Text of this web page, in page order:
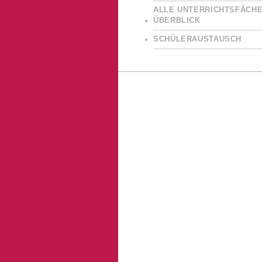
ALLE
ÜBERBLICK
SCHÜLERAUSTAUSCH